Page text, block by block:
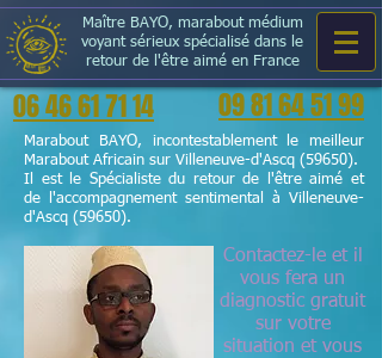
Maître BAYO, marabout médium
voyant sérieux spécialisé dans le
retour de l'être aimé en France
06 46 61 71 14 09 81 64 51 99
Marabout BAYO, incontestablement le meilleur
Marabout Africain sur Villeneuve-d'Ascq (59650).
Il est le Spécialiste du retour de l'être aimé et
de l'accompagnement sentimental à Villeneuve-
d'Ascq (59650).
Contactez-le et il
vous fera un
diagnostic gratuit
sur votre
situation et vous